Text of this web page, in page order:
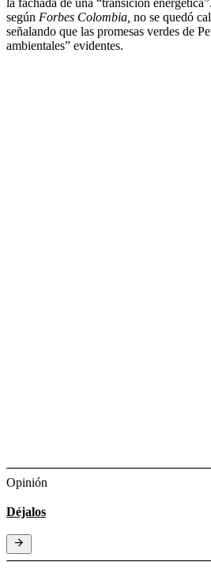
según Forbes Colombia, no se quedó
señalando que las promesas verdes de
ambientales” evidentes.
Opinión
Déjalos